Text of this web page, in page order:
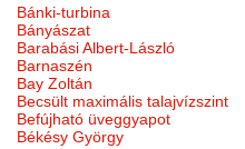
Bánki-turbina
Bányászat
Barabási Albert-László
Barnaszén
Bay Zoltán
Becsült maximális talajvízszint
Befújható üveggyapot
Békésy György